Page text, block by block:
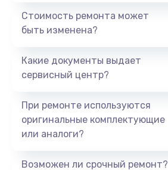
Стоимость ремонта может
быть изменена?
Какие документы выдает
сервисный центр?
При ремонте используются
оригинальные комплектующие
или аналоги?
Возможен ли срочный ремонт?